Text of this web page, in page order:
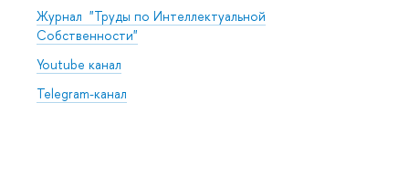
Журнал "Труды по Интеллектуальной
Собственности"
Youtube канал
Telegram-канал